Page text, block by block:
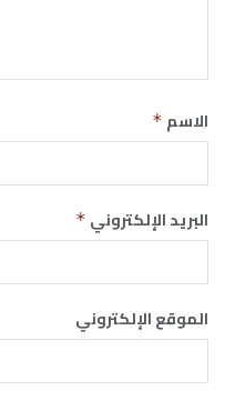
الاسم *
البريد الإلكتروني *
الموقع الإلكتروني